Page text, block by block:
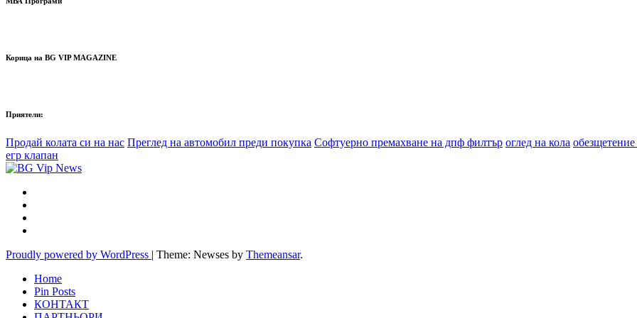
Корица на BG VIP MAGAZINE
Приятели:
Продай колата си на нас Преглед на автомобил преди покупка Софтуерно премахване на дпф филтър оглед на кола
егр клапан
Proudly powered by WordPress | Theme: Newses by Themeansar.
Home
Pin Posts
КОНТАКТ